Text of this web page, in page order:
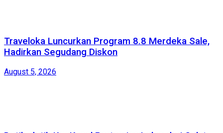
Traveloka Luncurkan Program 8.8 Merdeka Sale,
Hadirkan Segudang Diskon
August 5, 2026